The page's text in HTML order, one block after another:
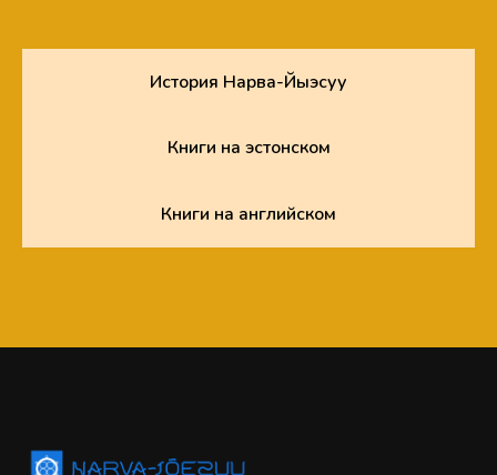
История Нарва-Йыэсуу
Книги на эстонском
Книги на английском